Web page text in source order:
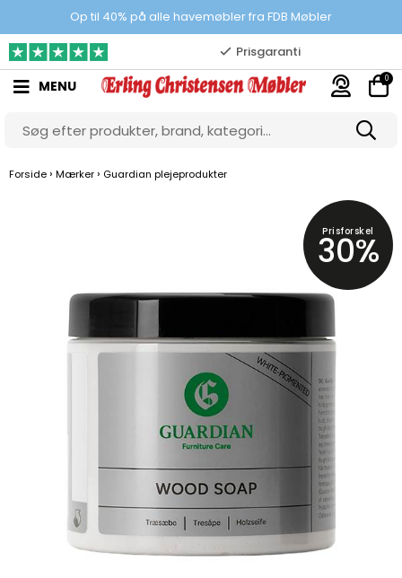
Op til 40% på alle havemøbler fra FDB Møbler
100% danskejet webshop
Prisgaranti
10.000 m2 showroom
Gratis & gode parkeringsforhold
MENU 0
Forside › Mærker › Guardian plejeprodukter
Prisforskel
30%